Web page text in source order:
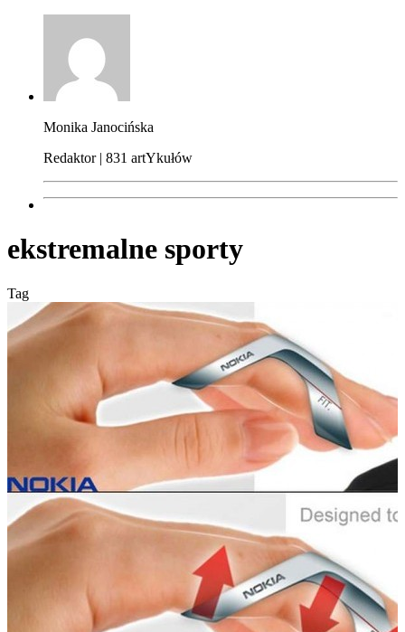
Monika Janocińska
Redaktor | 831 artYkułów
ekstremalne sporty
Tag